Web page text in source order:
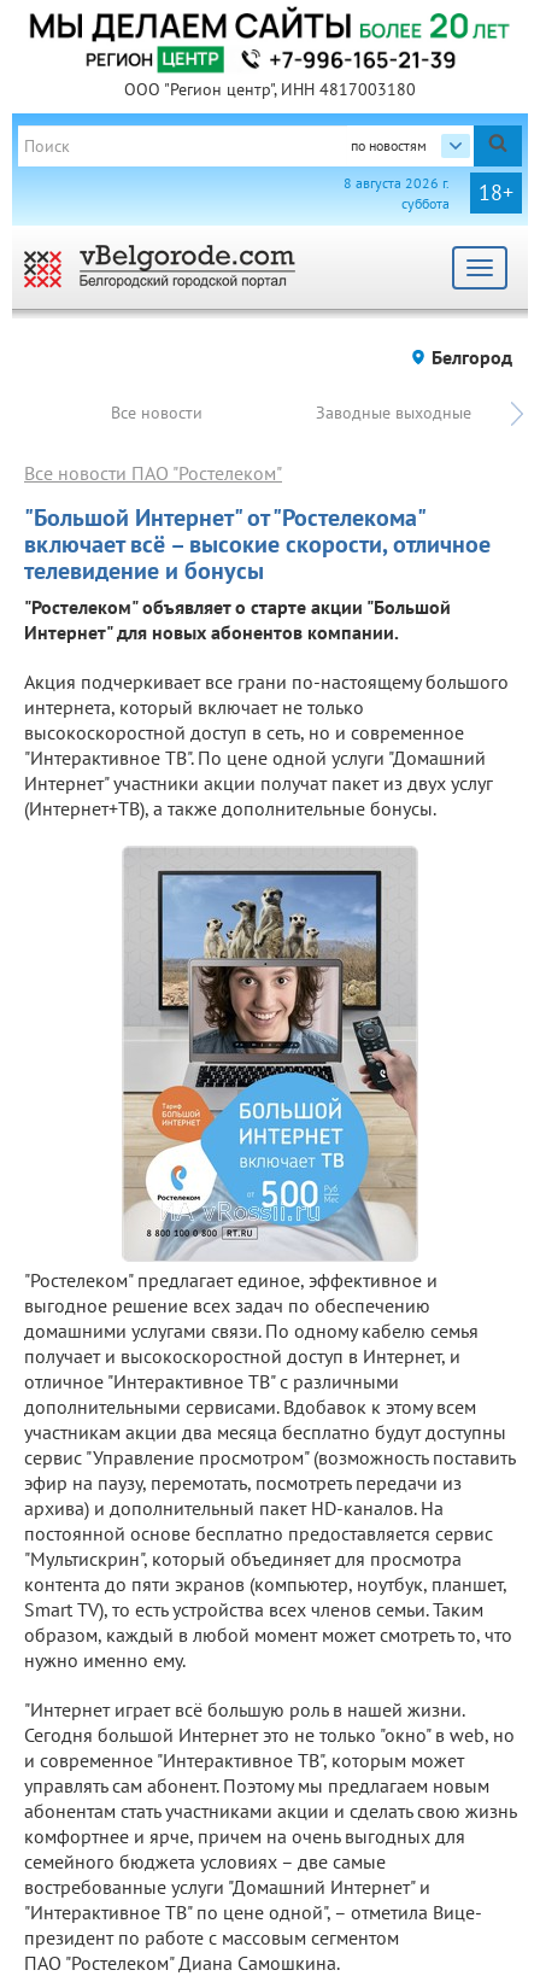
ООО "Регион центр", ИНН 4817003180
по новостям
18+
8 августа 2026 г.
суббота
Toggle
Белгород
Все новости Заводные выходные
"Большой Интернет" от "Ростелекома"
включает всё – высокие скорости, отличное
телевидение и бонусы
Все новости ПАО "Ростелеком"
"Ростелеком" объявляет о старте акции "Большой
Интернет" для новых абонентов компании.
Акция подчеркивает все грани по-настоящему большого
интернета, который включает не только
высокоскоростной доступ в сеть, но и современное
"Интерактивное ТВ". По цене одной услуги "Домашний
Интернет" участники акции получат пакет из двух услуг
(Интернет+ТВ), а также дополнительные бонусы.
"Ростелеком" предлагает единое, эффективное и
выгодное решение всех задач по обеспечению
домашними услугами связи. По одному кабелю семья
получает и высокоскоростной доступ в Интернет, и
отличное "Интерактивное ТВ" с различными
дополнительными сервисами. Вдобавок к этому всем
участникам акции два месяца бесплатно будут доступны
сервис "Управление просмотром" (возможность поставить
эфир на паузу, перемотать, посмотреть передачи из
архива) и дополнительный пакет HD-каналов. На
постоянной основе бесплатно предоставляется сервис
"Мультискрин", который объединяет для просмотра
контента до пяти экранов (компьютер, ноутбук, планшет,
Smart TV), то есть устройства всех членов семьи. Таким
образом, каждый в любой момент может смотреть то, что
нужно именно ему.
"Интернет играет всё большую роль в нашей жизни.
Сегодня большой Интернет это не только "окно" в web, но
и современное "Интерактивное ТВ", которым может
управлять сам абонент. Поэтому мы предлагаем новым
абонентам стать участниками акции и сделать свою жизнь
комфортнее и ярче, причем на очень выгодных для
семейного бюджета условиях – две самые
востребованные услуги "Домашний Интернет" и
"Интерактивное ТВ" по цене одной", – отметила Вице-
президент по работе с массовым сегментом
ПАО "Ростелеком" Диана Самошкина.